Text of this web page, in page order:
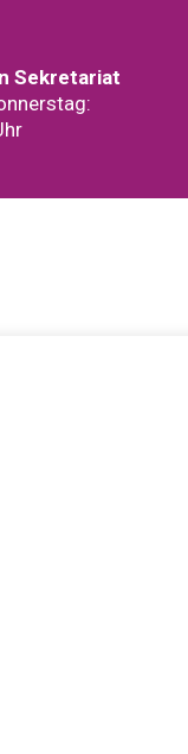
Sekretariat